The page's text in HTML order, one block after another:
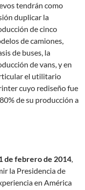
tendrán como
duplicar la
de cinco
de camiones,
de buses, la
de vans, y en
el utilitario
cuyo rediseño fue
de su producción a
de febrero de 2014,
la Presidencia de
en América